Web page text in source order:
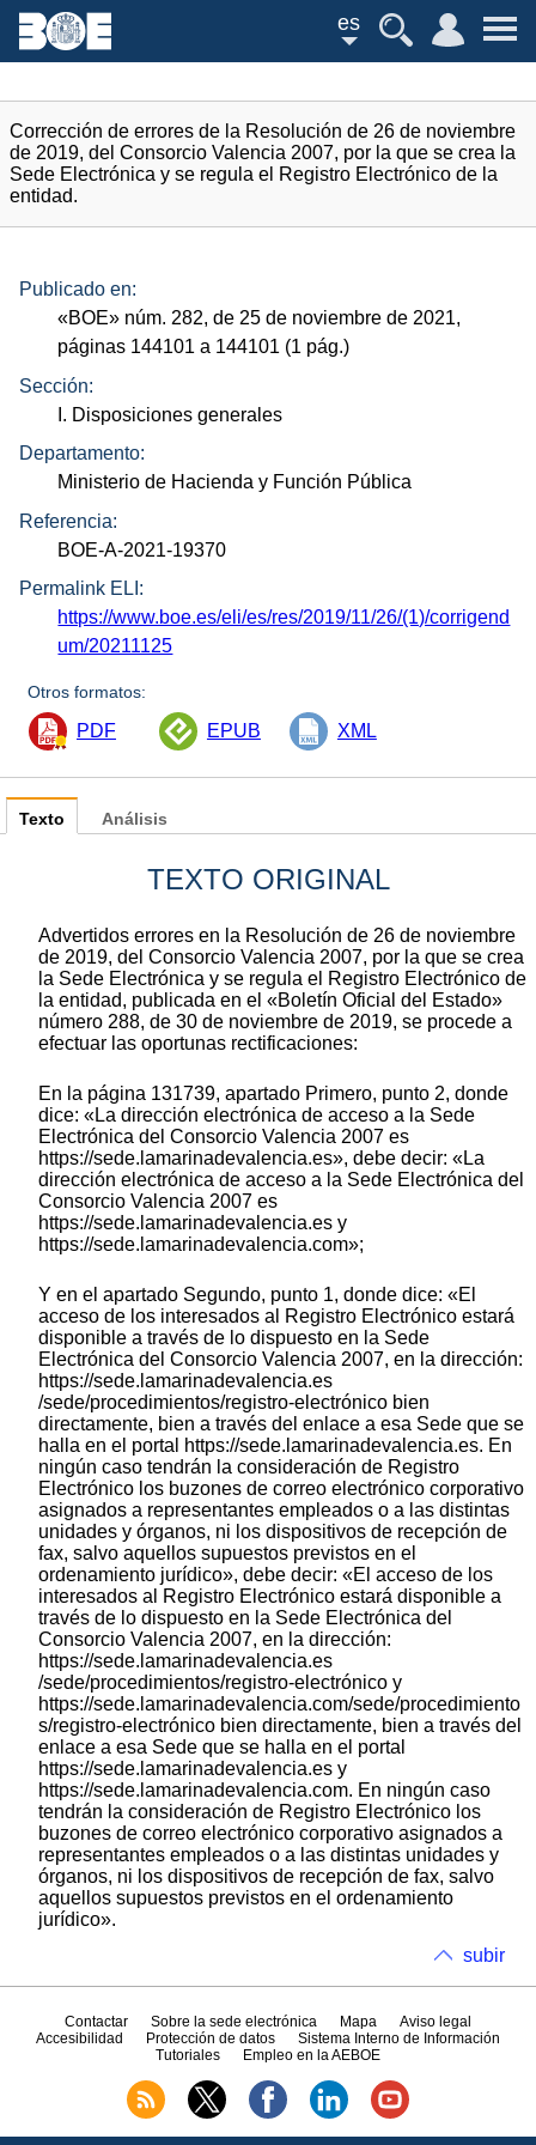
es
Corrección de errores de la Resolución de 26 de noviembre
de 2019, del Consorcio Valencia 2007, por la que se crea la
Sede Electrónica y se regula el Registro Electrónico de la
entidad.
Publicado en:
«BOE» núm. 282, de 25 de noviembre de 2021,
páginas 144101 a 144101 (1 pág.)
Sección:
I. Disposiciones generales
Departamento:
Ministerio de Hacienda y Función Pública
Referencia:
BOE-A-2021-19370
Permalink ELI:
https://www.boe.es/eli/es/res/2019/11/26/(1)/corrigend
um/20211125
Otros formatos:
PDF EPUB XML
Texto
TEXTO ORIGINAL
Advertidos errores en la Resolución de 26 de noviembre
de 2019, del Consorcio Valencia 2007, por la que se crea
la Sede Electrónica y se regula el Registro Electrónico de
la entidad, publicada en el «Boletín Oficial del Estado»
número 288, de 30 de noviembre de 2019, se procede a
efectuar las oportunas rectificaciones:
En la página 131739, apartado Primero, punto 2, donde
dice: «La dirección electrónica de acceso a la Sede
Electrónica del Consorcio Valencia 2007 es
https://sede.lamarinadevalencia.es», debe decir: «La
dirección electrónica de acceso a la Sede Electrónica del
Consorcio Valencia 2007 es
https://sede.lamarinadevalencia.es y
https://sede.lamarinadevalencia.com»;
Y en el apartado Segundo, punto 1, donde dice: «El
acceso de los interesados al Registro Electrónico estará
disponible a través de lo dispuesto en la Sede
Electrónica del Consorcio Valencia 2007, en la dirección:
https://sede.lamarinadevalencia.es
/sede/procedimientos/registro-electrónico bien
directamente, bien a través del enlace a esa Sede que se
halla en el portal https://sede.lamarinadevalencia.es. En
ningún caso tendrán la consideración de Registro
Electrónico los buzones de correo electrónico corporativo
asignados a representantes empleados o a las distintas
unidades y órganos, ni los dispositivos de recepción de
fax, salvo aquellos supuestos previstos en el
ordenamiento jurídico», debe decir: «El acceso de los
interesados al Registro Electrónico estará disponible a
través de lo dispuesto en la Sede Electrónica del
Consorcio Valencia 2007, en la dirección:
https://sede.lamarinadevalencia.es
/sede/procedimientos/registro-electrónico y
https://sede.lamarinadevalencia.com/sede/procedimiento
s/registro-electrónico bien directamente, bien a través del
enlace a esa Sede que se halla en el portal
https://sede.lamarinadevalencia.es y
https://sede.lamarinadevalencia.com. En ningún caso
tendrán la consideración de Registro Electrónico los
buzones de correo electrónico corporativo asignados a
representantes empleados o a las distintas unidades y
órganos, ni los dispositivos de recepción de fax, salvo
aquellos supuestos previstos en el ordenamiento
jurídico».
Análisis
subir
Contactar Sobre la sede electrónica Mapa
Aviso legal
Accesibilidad
Protección de datos
Sistema Interno de Información
Tutoriales
Empleo en la AEBOE